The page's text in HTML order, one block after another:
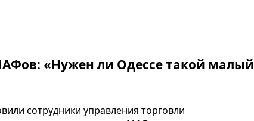
«Нужен ли Одессе такой малый
сотрудники управления торговли